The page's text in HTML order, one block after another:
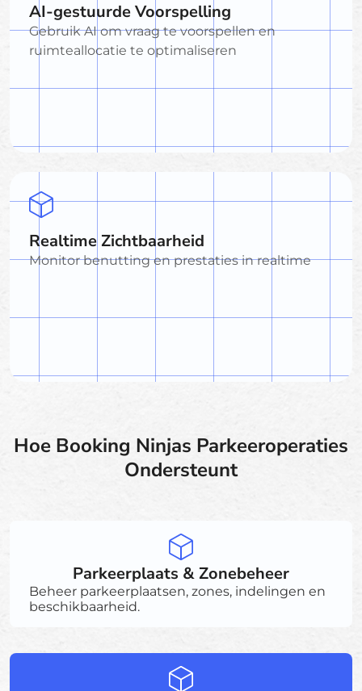
AI-gestuurde Voorspelling
Gebruik AI om vraag te voorspellen en
ruimteallocatie te optimaliseren
Realtime Zichtbaarheid
Monitor benutting en prestaties in realtime
Hoe Booking Ninjas Parkeeroperaties
Ondersteunt
Parkeerplaats & Zonebeheer
Beheer parkeerplaatsen, zones, indelingen en
beschikbaarheid.